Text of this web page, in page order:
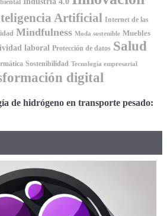
Artificial Internet de las
Mindfulness Moda sostenible Muebles
laboral Protección de datos Salud
Sostenibilidad Tecnología empresarial
digital
de hidrógeno en transporte pesado: